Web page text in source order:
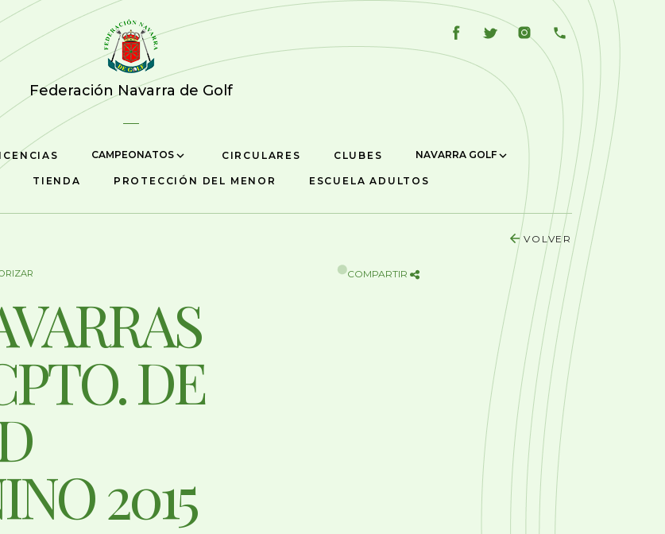
Federación Navarra de Golf
CAMPEONATOS CIRCULARES CLUBES NAVARRA GOLF
TIENDA PROTECCIÓN DEL MENOR ESCUELA ADULTOS
VOLVER
COMPARTIR
DE
2015